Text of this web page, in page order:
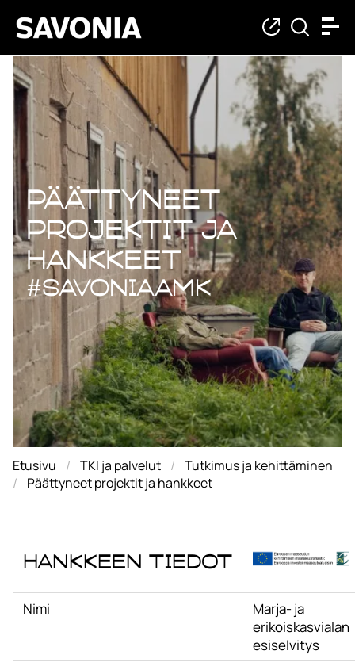
Päättyneet
Päättyneet
projektit ja
hankkeet
#savoniaAMK
Etusivu TKI ja palvelut
Tutkimus ja kehittäminen
Päättyneet projektit ja hankkeet
Hankkeen tiedot
Nimi
Marja- ja
erikoiskasvialan
esiselvitys